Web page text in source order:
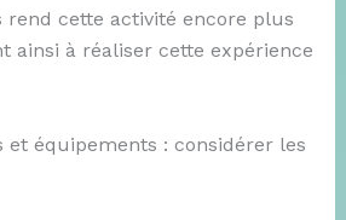
rend cette activité encore plus
ainsi à réaliser cette expérience
et équipements : considérer les